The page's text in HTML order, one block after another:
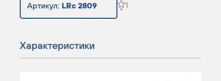
Артикул: LRc 2809
Характеристики